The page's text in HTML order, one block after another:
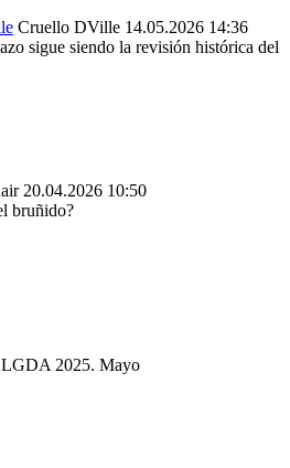
Cruello DVille 14.05.2026 14:36
sigue siendo la revisión histórica del
20.04.2026 10:50
bruñido?
LGDA 2025. Mayo